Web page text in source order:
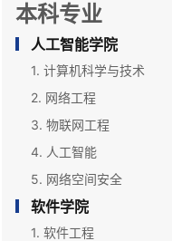
本科专业
人工智能学院
1. 计算机科学与技术
2. 网络工程
3. 物联网工程
4. 人工智能
5. 网络空间安全
软件学院
1. 软件工程